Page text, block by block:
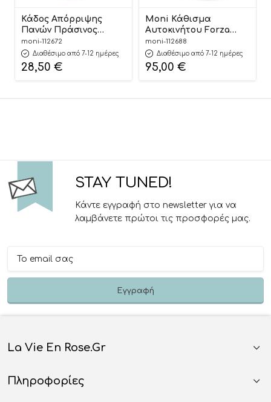
Κάδος Απόρριψης
Πανών Πράσινος
Nubbi Green Hygiene
Basket 3800146273279 –
Cangaroo
moni-112672
Διαθέσιμο από 7-12 ημέρες
28,50 €
Moni Κάθισμα
Αυτοκινήτου Forza
Dark Grey 40-150cm
3801005153725
moni-112688
Διαθέσιμο από 7-12 ημέρες
95,00 €
STAY TUNED!
Κάντε εγγραφή στο newsletter για να
λαμβάνετε πρώτοι τις προσφορές μας.
La Vie En Rose.gr
Πληροφορίες